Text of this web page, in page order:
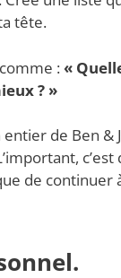
tête.
: «
? »
de Ben &
de